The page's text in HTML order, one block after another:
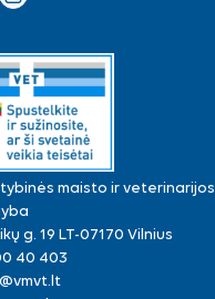
maisto ir veterinarijos
g. 19 LT-07170 Vilnius
40 403